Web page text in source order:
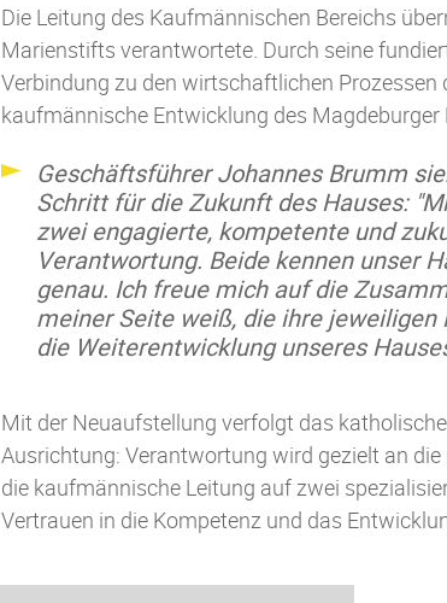
Die Leitung des Kaufmännischen Bereichs
Marienstifts verantwortete. Durch seine
Verbindung zu den wirtschaftlichen
kaufmännische Entwicklung des
Geschäftsführer Johannes Brumm
Schritt für die Zukunft des Hauses:
zwei engagierte, kompetente und
Verantwortung. Beide kennen unser
genau. Ich freue mich auf die
meiner Seite weiß, die ihre
die Weiterentwicklung unseres
Mit der Neuaufstellung verfolgt das
Ausrichtung: Verantwortung wird gezielt an
die kaufmännische Leitung auf zwei
Vertrauen in die Kompetenz und das